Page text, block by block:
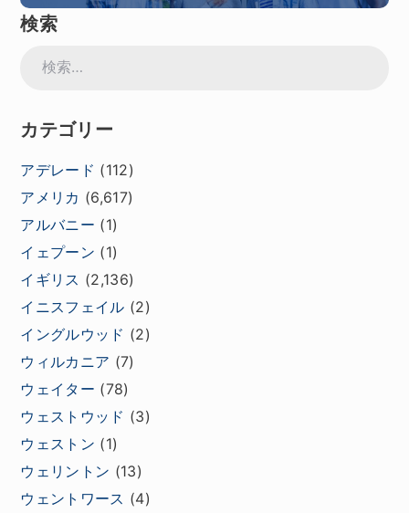
検索
カテゴリー
アデレード (112)
アメリカ (6,617)
アルバニー (1)
イェプーン (1)
イギリス (2,136)
イニスフェイル (2)
イングルウッド (2)
ウィルカニア (7)
ウェイター (78)
ウェストウッド (3)
ウェストン (1)
ウェリントン (13)
ウェントワース (4)